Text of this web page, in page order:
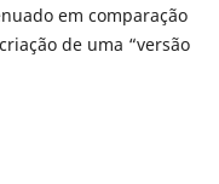
em comparação
de uma “versão